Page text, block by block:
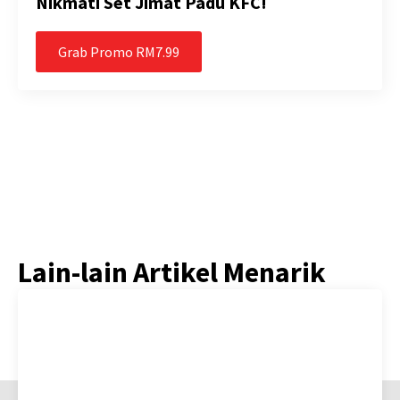
Grab Promo RM7.99
Lain-lain Artikel Menarik